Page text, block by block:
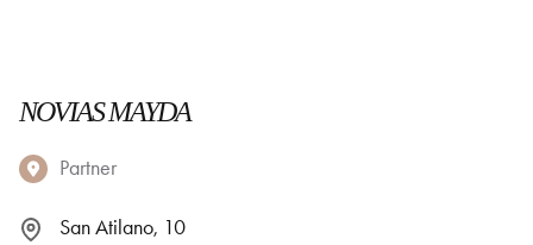
NOVIAS MAYDA
Partner
San Atilano, 10